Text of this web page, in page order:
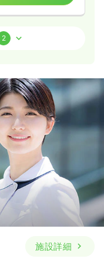
験可
ブランク可
詳細を見る
新卒可
2
施設詳細